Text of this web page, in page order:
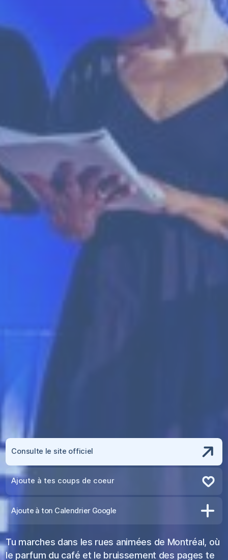
Consulte le site officiel
Ajoute à tes coups de coeur
Ajoute à ton Calendrier Google
Tu marches dans les rues animées de Montréal, où
le parfum du café et le bruissement des pages te